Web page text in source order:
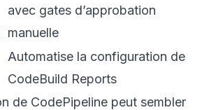
avec gates d’approbation
manuelle
Automatise la configuration de
CodeBuild Reports
de CodePipeline peut sembler